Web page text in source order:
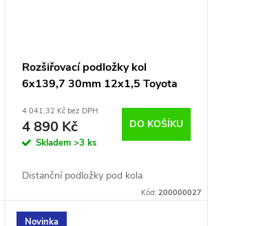
Rozšiřovací podložky kol
6x139,7 30mm 12x1,5 Toyota
4 041,32 Kč bez DPH
4 890 Kč
Skladem >3 ks
DO KOŠÍKU
Distanční podložky pod kola
Kód: 200000027
Novinka